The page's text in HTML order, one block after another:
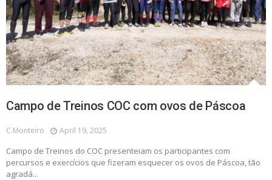
Campo de Treinos COC com ovos de Páscoa
C.monteiro April 19, 2025
Campo de Treinos do COC presenteiam os participantes com
percursos e exercícios que fizeram esquecer os ovos de Páscoa, tão
agradá...